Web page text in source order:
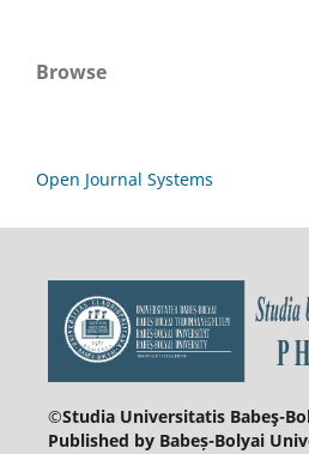
Browse
Open Journal Systems
©Studia Universitatis Babeş-
Published by Babeș-Bolyai